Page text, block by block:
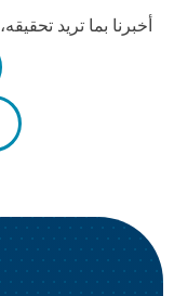
أخبرنا بما تريد